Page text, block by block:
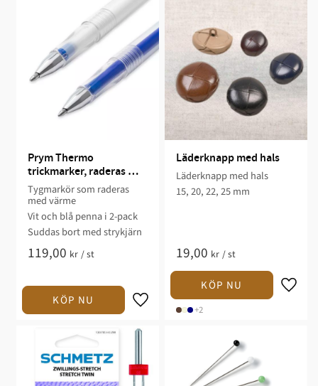
Prym Thermo
trickmarker, raderas
med värme – 2-pack vit
och blå
Tygmarkör som raderas
med värme
Vit och blå penna i 2-pack
Suddas bort med strykjärn
119,00 kr /st
Läderknapp med hals
Läderknapp med hals
15, 20, 22, 25 mm
19,00 kr /st
+2